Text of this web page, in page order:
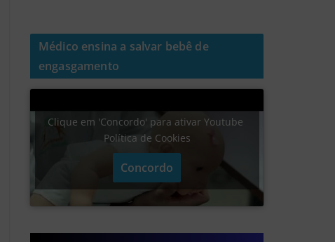
Médico ensina a salvar bebê de
engasgamento
Clique em 'Concordo' para ativar Youtube
Política de Cookies
Concordo